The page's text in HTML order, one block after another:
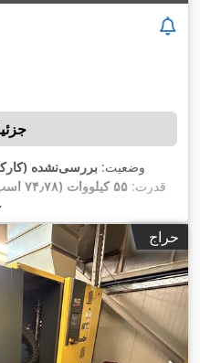
وضعیت: بررسی‌نشده
قدرت: ۵۵ کیلووات (۷۴٫۷۸ اسب بخار)
حراج